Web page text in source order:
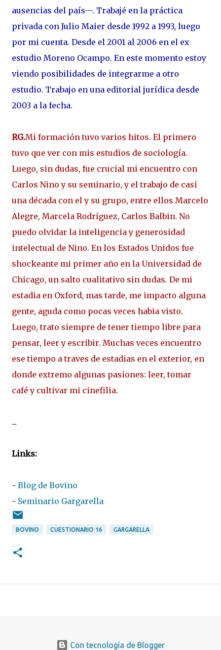
ausencias del país—. Trabajé en la práctica
privada con Julio Maier desde 1992 a 1993, luego
por mi cuenta. Desde el 2001 al 2006 en el ex
estudio Moreno Ocampo. En este momento estoy
viendo posibilidades de integrarme a otro
estudio. Trabajo en una editorial jurídica desde
2003 a la fecha.
RG.Mi formación tuvo varios hitos. El primero
tuvo que ver con mis estudios de sociología.
Luego, sin dudas, fue crucial mi encuentro con
Carlos Nino y su seminario, y el trabajo de casi
una década con el y su grupo, entre ellos Marcelo
Alegre, Marcela Rodríguez, Carlos Balbin. No
puedo olvidar la inteligencia y generosidad
intelectual de Nino. En los Estados Unidos fue
shockeante mi primer año en la Universidad de
Chicago, un salto cualitativo sin dudas. De mi
estadia en Oxford, mas tarde, me impacto alguna
gente, aguda como pocas veces habia visto.
Luego, trato siempre de tener tiempo libre para
pensar, leer y escribir. Muchas veces encuentro
ese tiempo a traves de estadias en el exterior, en
donde extremo algunas pasiones: leer, tomar
café y cultivar mi cinefilia.
...
Links:
- Blog de Bovino
- Seminario Gargarella
BOVINO CUESTIONARIO 16 GARGARELLA
Con tecnología de Blogger